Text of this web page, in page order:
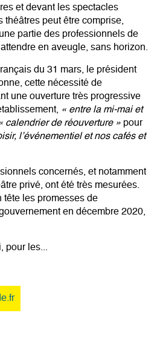
et devant les spectacles
théâtres peut être comprise,
partie des professionnels de
en aveugle, sans horizon.
du 31 mars, le président
cette nécessité de
une ouverture très progressive
« entre la mi-mai et
calendrier de réouverture » pour
l’événementiel et nos cafés et
concernés, et notamment
privé, ont été très mesurées.
tête les promesses de
en décembre 2020,
pour les...